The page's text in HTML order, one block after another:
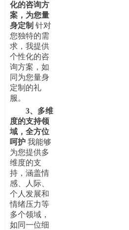
化的咨询方
案，为您量
身定制 针对
您独特的需
求，我提供
个性化的咨
询方案，如
同为您量身
定制的礼
服 。
3、 多维
度的支持领
域，全方位
呵护 我能够
为您提供多
维度的支
持，涵盖情
感、人际、
个人发展和
情绪压力等
多个领域，
如同一位细